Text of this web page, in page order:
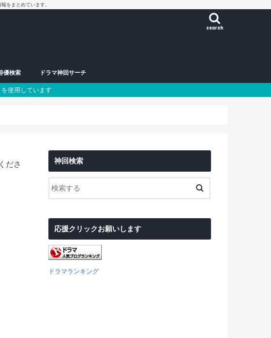
をまとめています。
search
ドラ
曜日
曜日
曜日
曜日
曜日
曜日
曜日
ペシャル
優検索
優
優
ドラマ神回サーチ
使用しています
ださ
神回検索
応援クリックお願いします
ドラマランキング